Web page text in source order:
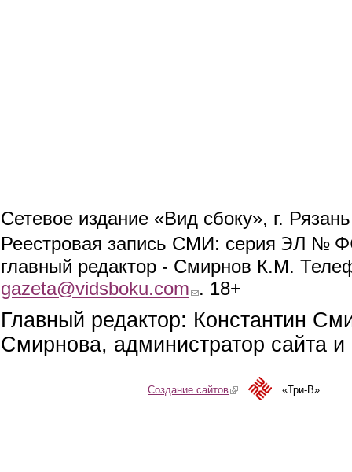
Сетевое издание «Вид сбоку», г.
Реестровая запись СМИ: серия ЭЛ №
главный редактор - Смирнов К.М.
gazeta@vidsboku.com (link sends e-mail)
. 18+
Главный редактор: Константин
Смирнова, администратор сайта
Создание сайтов(link is external)«Три-В»